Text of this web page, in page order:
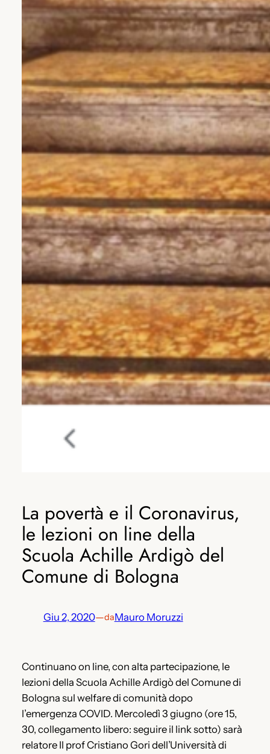
La povertà e il Coronavirus,
le lezioni on line della
Scuola Achille Ardigò del
Comune di Bologna
Giu 2, 2020—daMauro Moruzzi
Continuano on line, con alta partecipazione, le
lezioni della Scuola Achille Ardigò del Comune di
Bologna sul welfare di comunità dopo
l’emergenza COVID. Mercoledì 3 giugno (ore 15,
30, collegamento libero: seguire il link sotto) sarà
relatore Il prof Cristiano Gori dell’Università di